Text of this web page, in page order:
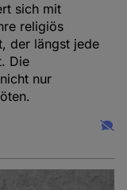
sich mit
religiös
der längst jede
Die
nur